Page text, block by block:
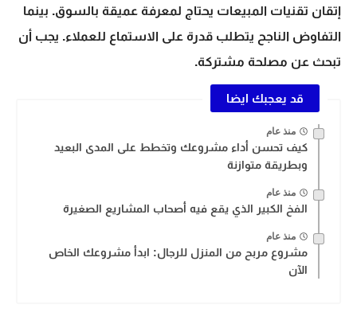
إتقان تقنيات المبيعات يحتاج لمعرفة عميقة بالسوق. بينما
التفاوض الناجح يتطلب قدرة على الاستماع للعملاء. يجب أن
تبحث عن مصلحة مشتركة.
قد يعجبك ايضا
منذ عام
كيف تحسن أداء مشروعك وتخطط على المدى البعيد
وبطريقة متوازنة
منذ عام
الفخ الكبير الذي يقع فيه أصحاب المشاريع الصغيرة
منذ عام
مشروع مربح من المنزل للرجال: ابدأ مشروعك الخاص
الآن